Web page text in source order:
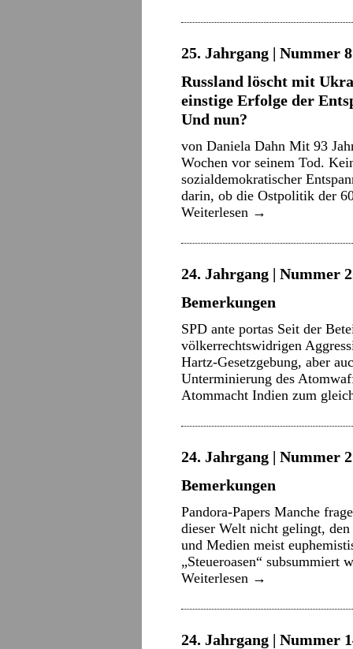
25. Jahrgang | Nummer
Russland löscht mit
einstige Erfolge der
Und nun?
von Daniela Dahn Mit 93
Wochen vor seinem Tod.
sozialdemokratischer
darin, ob die Ostpolitik der
Weiterlesen →
24. Jahrgang | Nummer
Bemerkungen
SPD ante portas Seit der
völkerrechtswidrigen
Hartz-Gesetzgebung, aber
Unterminierung des
Atommacht Indien zum
24. Jahrgang | Nummer
Bemerkungen
Pandora-Papers Manche
dieser Welt nicht gelingt,
und Medien meist
„Steueroasen“
Weiterlesen →
24. Jahrgang | Nummer